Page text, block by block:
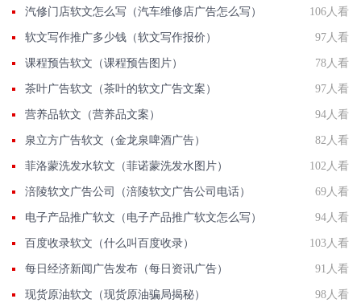
汽修门店软文怎么写（汽车维修店广告怎么写） 106人看
软文写作推广多少钱（软文写作报价） 97人看
课程预告软文（课程预告图片） 78人看
茶叶广告软文（茶叶的软文广告文案） 97人看
营养品软文（营养品文案） 94人看
泉立方广告软文（金龙泉啤酒广告） 82人看
菲洛蒙洗发水软文（菲诺蒙洗发水图片） 102人看
涪陵软文广告公司（涪陵软文广告公司电话） 69人看
电子产品推广软文（电子产品推广软文怎么写） 94人看
百度收录软文（什么叫百度收录） 103人看
每日经济新闻广告发布（每日资讯广告） 91人看
现货原油软文（现货原油骗局揭秘） 98人看